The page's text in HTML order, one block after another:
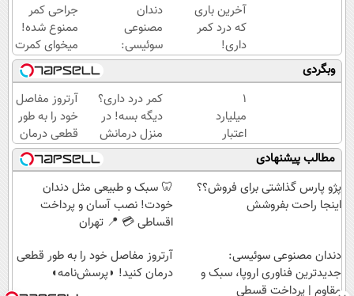
آخرین باری
که درد کمر
داری!
◗پرسش‌نامه
رو پر کن◖
دندان
مصنوعی
سوئیسی:
جدیدترین
فناوری
اروپا،
سبک و
مقاوم |
پرداخت
قسطی
جراحی کمر
ممنوع شده!
میخوای کمرت
رو در منزل
درمان کنی؟
((پرسش‌نامه))
وبگردی
۱
میلیارد
اعتبار
خرید
طلا |
بدون
کمر درد داری؟
دیگه بسه! در
منزل درمانش
کن
(◀پرسش‌نامه)
آرتروز مفاصل
خود را به طور
قطعی درمان
کنید!
◗پرسش‌نامه◖
مطالب پیشنهادی
پژو پارس گذاشتی برای فروش؟؟
اینجا راحت بفروشش
🦷 سبک و طبیعی مثل دندان
خودت! نصب آسان و پرداخت
اقساطی 💳 📍 تهران
دندان مصنوعی سوئیسی:
جدیدترین فناوری اروپا، سبک و
مقاوم | پرداخت قسطی
آرتروز مفاصل خود را به طور قطعی
درمان کنید! ◗پرسش‌نامه◖